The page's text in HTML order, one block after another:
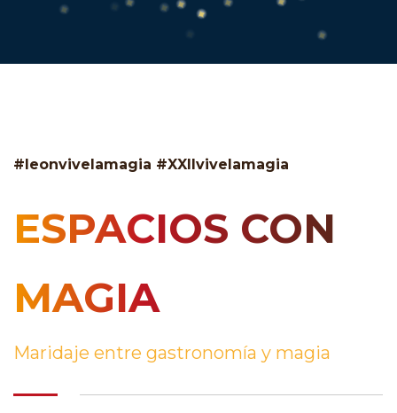
#leonvivelamagia #XXIIvivelamagia
ESPACIOS CON
MAGIA
Maridaje entre gastronomía y magia